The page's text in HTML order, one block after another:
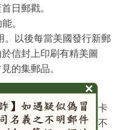
日郵戳。
。
。以後每當美國發行新郵
信封上印刷有精美圖
的集郵品。
票卡、護票卡。護票卡
，內面上光；貼票卡不